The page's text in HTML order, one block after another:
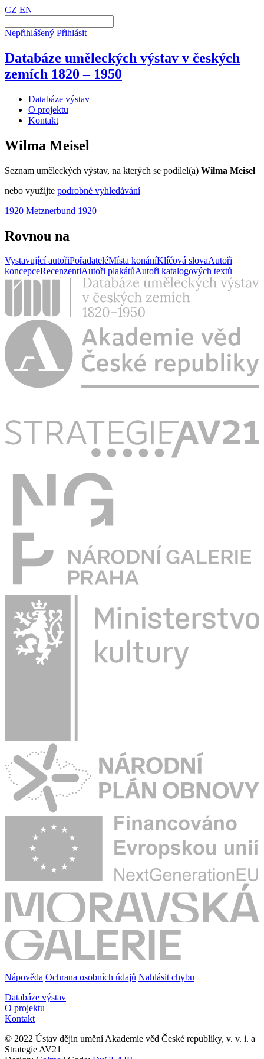
CZ EN
Nepřihlášený Přihlásit
Databáze uměleckých výstav v českých
zemích 1820 – 1950
Databáze výstav
O projektu
Kontakt
Wilma Meisel
Seznam uměleckých výstav, na kterých se podílel(a) Wilma Meisel
nebo využijte podrobné vyhledávání
1920 Metznerbund 1920
Rovnou na
Vystavující autořiPořadateléMísta konáníKlíčová slovaAutoři
koncepceRecenzentiAutoři plakátůAutoři katalogových textů
Nápověda Ochrana osobních údajů Nahlásit chybu
Databáze výstav
O projektu
Kontakt
© 2022 Ústav dějin umění Akademie věd České republiky, v. v. i. a
Strategie AV21